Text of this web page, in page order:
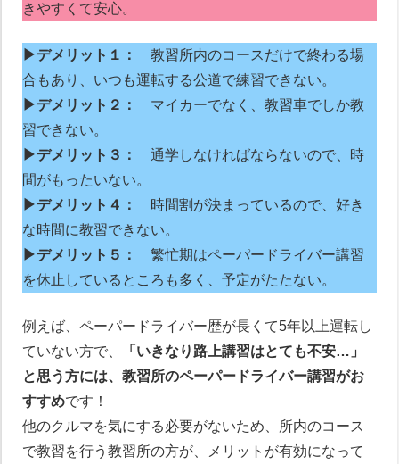
きやすくて安心。
▶デメリット１：
教習所内のコースだけで終わる場
合もあり、いつも運転する公道で練習できない。
▶デメリット２：
マイカーでなく、教習車でしか教
習できない。
▶デメリット３：
通学しなければならないので、時
間がもったいない。
▶デメリット４：
時間割が決まっているので、好き
な時間に教習できない。
▶デメリット５：
繁忙期はペーパードライバー講習
を休止しているところも多く、予定がたたない。
例えば、ペーパードライバー歴が長くて5年以上運転し
ていない方で、
「いきなり路上講習はとても不安…」
と思う方には、教習所のペーパードライバー講習がお
すすめです！
他のクルマを気にする必要がないため、所内のコース
で教習を行う教習所の方が、メリットが有効になって